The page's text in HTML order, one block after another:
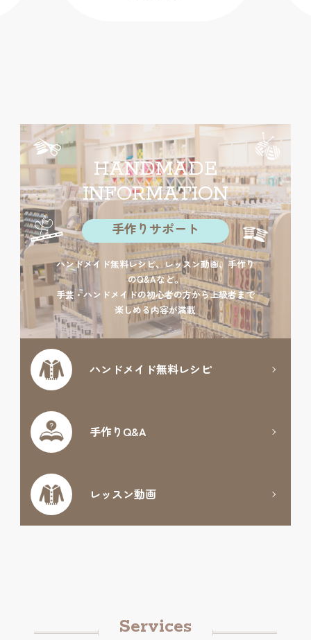
HANDMADE
INFORMATION
手作りサポート
ハンドメイド無料レシピ、レッスン動画、手作り
のQ&Aなど。
手芸・ハンドメイドの初心者の方から上級者まで
楽しめる内容が満載
ハンドメイド無料レシピ
手作りQ&A
レッスン動画
Services